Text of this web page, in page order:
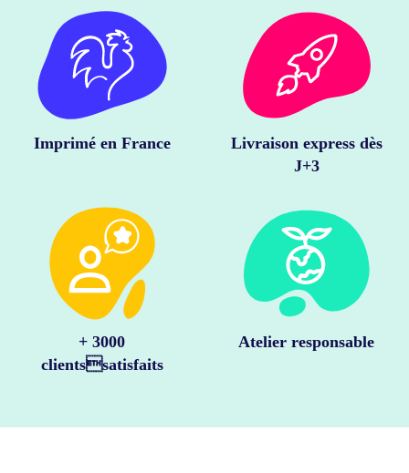
Imprimé en France
Livraison express dès
J+3
+ 3000
clientssatisfaits
Atelier responsable